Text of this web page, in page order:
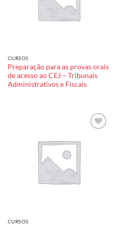
CURSOS
Preparação para as provas orais
de acesso ao CEJ – Tribunais
Administrativos e Fiscais
CURSOS